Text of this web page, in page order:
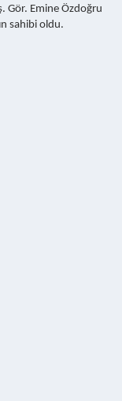
Gör. Emine Özdoğru
sahibi oldu.